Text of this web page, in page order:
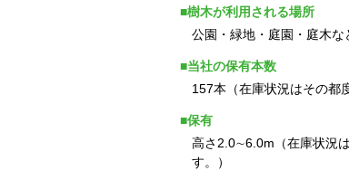
■樹木が利用される場所
公園・緑地・庭園・庭木な
■当社の保有本数
157本（在庫状況はその都
■保有
高さ2.0∼6.0m（在庫状況
す。）